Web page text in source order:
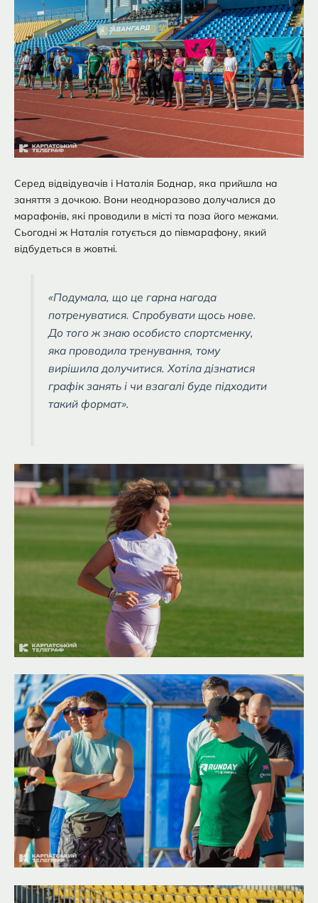
Серед відвідувачів і Наталія Боднар, яка прийшла на
заняття з дочкою. Вони неодноразово долучалися до
марафонів, які проводили в місті та поза його межами.
Сьогодні ж Наталія готується до півмарафону, який
відбудеться в жовтні.
«Подумала, що це гарна нагода
потренуватися. Спробувати щось нове.
До того ж знаю особисто спортсменку,
яка проводила тренування, тому
вирішила долучитися. Хотіла дізнатися
графік занять і чи взагалі буде підходити
такий формат».